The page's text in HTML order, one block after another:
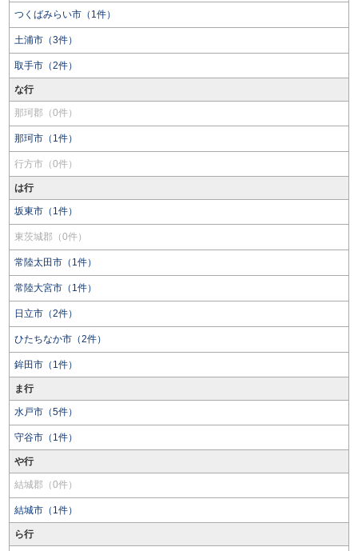
つくばみらい市（1件）
土浦市（3件）
取手市（2件）
な行
那珂郡（0件）
那珂市（1件）
行方市（0件）
は行
坂東市（1件）
東茨城郡（0件）
常陸太田市（1件）
常陸大宮市（1件）
日立市（2件）
ひたちなか市（2件）
鉾田市（1件）
ま行
水戸市（5件）
守谷市（1件）
や行
結城郡（0件）
結城市（1件）
ら行